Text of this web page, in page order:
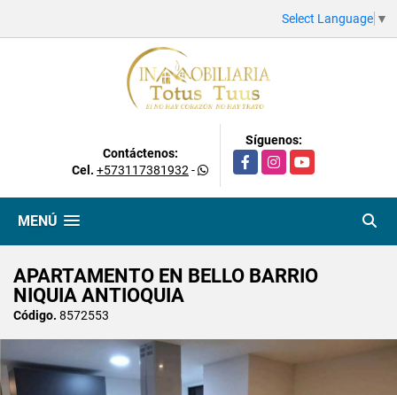
Select Language ▼
Contáctenos:
Cel. +573117381932 -
Síguenos:
FacebookInstagramYouTube
MENÚ
APARTAMENTO EN BELLO BARRIO
NIQUIA ANTIOQUIA
Código. 8572553